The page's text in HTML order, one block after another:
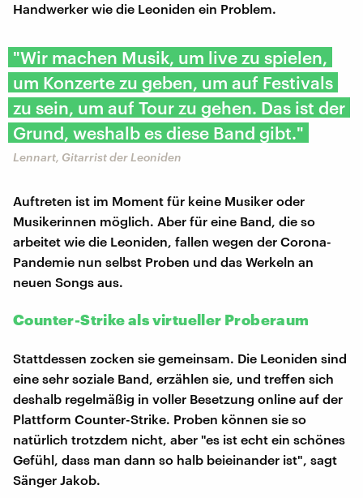
Handwerker wie die Leoniden ein Problem.
"Wir machen Musik, um live zu spielen,
um Konzerte zu geben, um auf Festivals
zu sein, um auf Tour zu gehen. Das ist der
Grund, weshalb es diese Band gibt."
Lennart, Gitarrist der Leoniden
Auftreten ist im Moment für keine Musiker oder
Musikerinnen möglich. Aber für eine Band, die so
arbeitet wie die Leoniden, fallen wegen der Corona-
Pandemie nun selbst Proben und das Werkeln an
neuen Songs aus.
Counter-Strike als virtueller Proberaum
Stattdessen zocken sie gemeinsam. Die Leoniden sind
eine sehr soziale Band, erzählen sie, und treffen sich
deshalb regelmäßig in voller Besetzung online auf der
Plattform Counter-Strike. Proben können sie so
natürlich trotzdem nicht, aber "es ist echt ein schönes
Gefühl, dass man dann so halb beieinander ist", sagt
Sänger Jakob.